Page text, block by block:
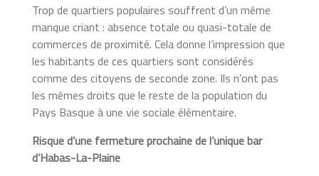
Trop de quartiers populaires souffrent d’un même
manque criant : absence totale ou quasi-totale de
commerces de proximité. Cela donne l’impression que
les habitants de ces quartiers sont considérés
comme des citoyens de seconde zone. Ils n’ont pas
les mêmes droits que le reste de la population du
Pays Basque à une vie sociale élémentaire.
Risque d’une fermeture prochaine de l’unique bar
d’Habas-La-Plaine